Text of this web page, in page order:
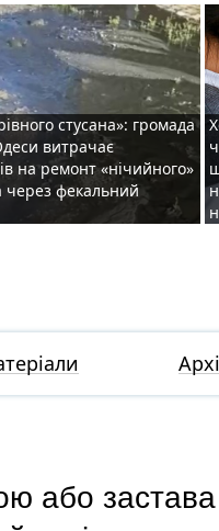
стусана»: громада
витрачає
на ремонт «нічийного»
через фекальний
або застава